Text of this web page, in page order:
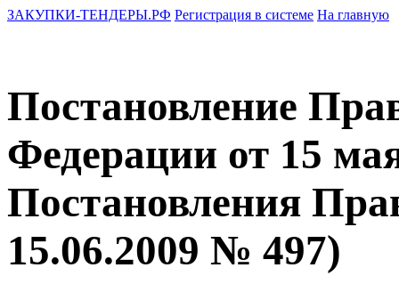
ЗАКУПКИ-ТЕНДЕРЫ.РФ Регистрация в системе На главную
Постановление
Федерации от 15
Постановления
15.06.2009 № 497)